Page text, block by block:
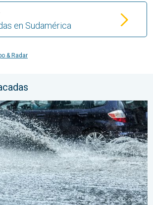
en Sudamérica
& Radar
peligrosas. Medidas de seguridad. . .